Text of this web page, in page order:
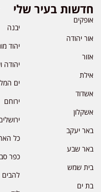
חדשות בעיר שלי
אופקים
אור יהודה
אזור
אילת
אשדוד
אשקלון
באר יעקב
באר שבע
בית שמש
בת ים
יבנה
יהוד
יהודה
ים
ירוחם
כל
כפר
להבים